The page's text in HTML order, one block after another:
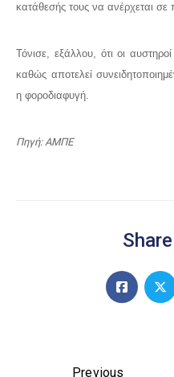
κατάθεσής τους να ανέρχεται
Τόνισε, εξάλλου, ότι οι
καθώς αποτελεί
η φοροδιαφυγή.
Πηγή: ΑΜΠΕ
Previous